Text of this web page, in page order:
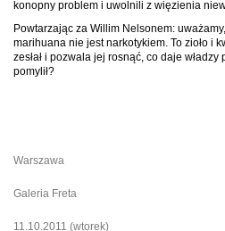
konopny problem i uwolnili z więzienia
Powtarzając za Willim Nelsonem:
marihuana nie jest narkotykiem. To zioło i
zesłał i pozwala jej rosnąć, co daje
pomylił?
Warszawa
Galeria Freta
11.10.2011 (wtorek)